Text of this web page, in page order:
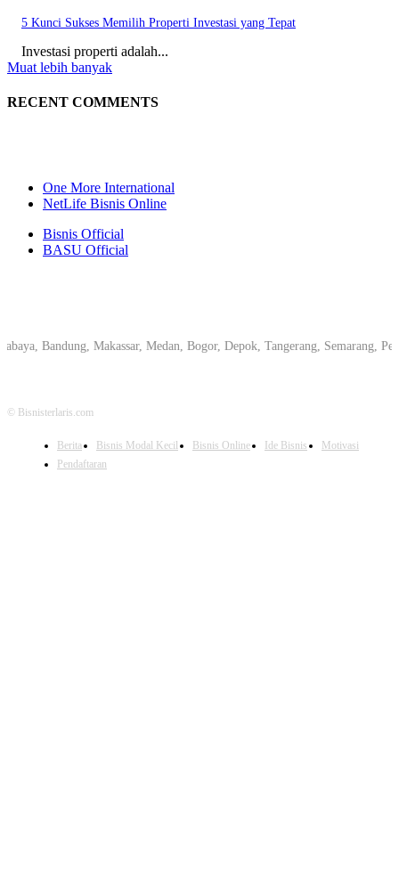
5 Kunci Sukses Memilih Properti Investasi yang Tepat
Investasi properti adalah...
Muat lebih banyak
RECENT COMMENTS
One More International
NetLife Bisnis Online
Bisnis Official
BASU Official
Makassar, Medan, Bogor, Depok, Tangerang, Semarang,
© Bisnisterlaris.com
Berita Bisnis Modal Kecil Bisnis Online Ide Bisnis
Motivasi
Pendaftaran